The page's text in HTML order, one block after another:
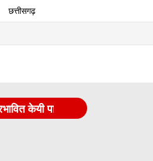
छत्तीसगढ़
का दौरा किया